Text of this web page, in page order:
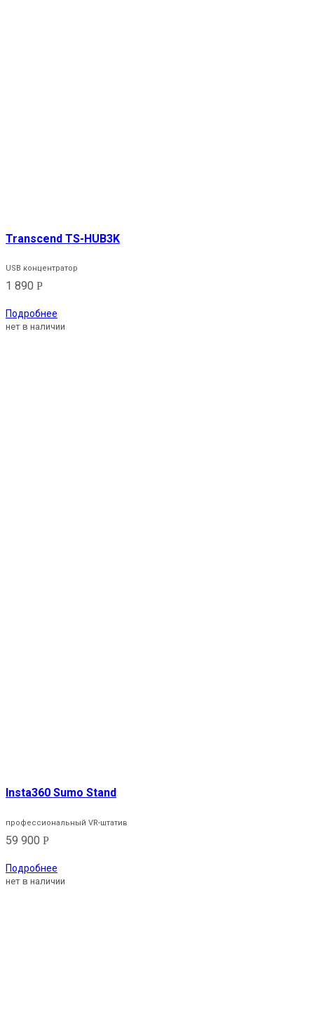
Transcend TS-HUB3K
USB концентратор
1 890 Р
Подробнее
нет в наличии
Insta360 Sumo Stand
профессиональный VR-штатив
59 900 Р
Подробнее
нет в наличии